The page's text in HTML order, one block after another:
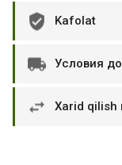
Kafolat
Условия
Xarid qilish